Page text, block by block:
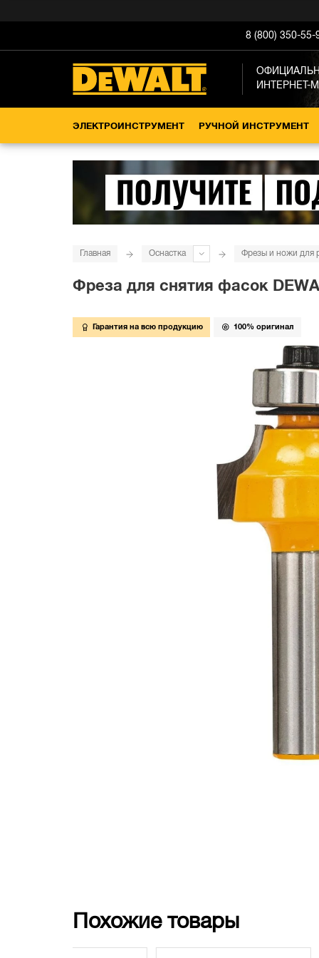
8 (800) 350-55-
ИНТЕРНЕТ-
ЭЛЕКТРОИНСТРУМЕНТ РУЧНОЙ ИНСТРУМЕНТ
Главная Оснастка Фрезы и ножи для
Фреза для снятия фасок
Гарантия на всю продукцию 100% оригинал
Похожие товары